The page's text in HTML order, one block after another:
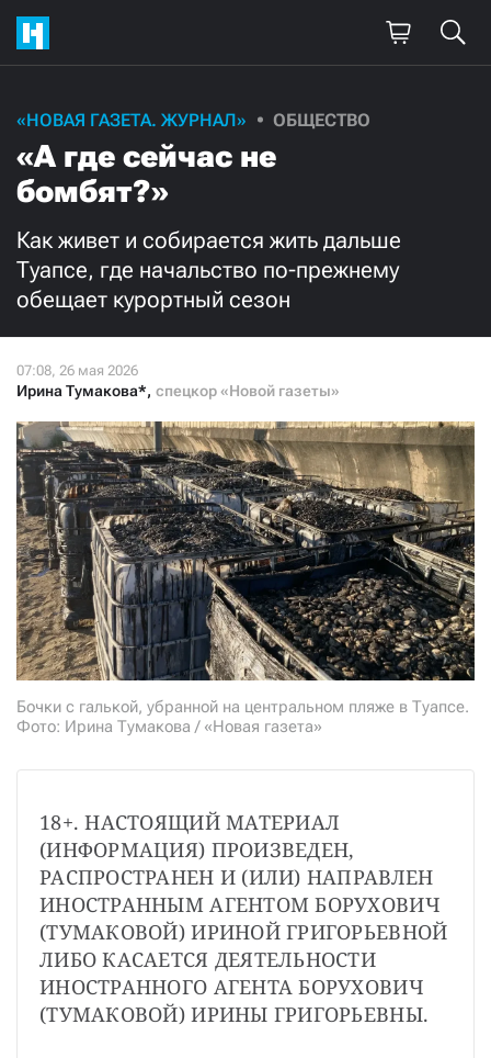
«НОВАЯ ГАЗЕТА. ЖУРНАЛ» ОБЩЕСТВО
«А где сейчас не
бомбят?»
Как живет и собирается жить дальше
Туапсе, где начальство по-прежнему
обещает курортный сезон
Ирина Тумакова*, спецкор «Новой газеты»
Бочки с галькой, убранной на центральном пляже в Туапсе.
Фото: Ирина Тумакова / «Новая газета»
18+. НАСТОЯЩИЙ МАТЕРИАЛ
(ИНФОРМАЦИЯ) ПРОИЗВЕДЕН,
РАСПРОСТРАНЕН И (ИЛИ) НАПРАВЛЕН
ИНОСТРАННЫМ АГЕНТОМ БОРУХОВИЧ
(ТУМАКОВОЙ) ИРИНОЙ ГРИГОРЬЕВНОЙ
ЛИБО КАСАЕТСЯ ДЕЯТЕЛЬНОСТИ
ИНОСТРАННОГО АГЕНТА БОРУХОВИЧ
(ТУМАКОВОЙ) ИРИНЫ ГРИГОРЬЕВНЫ.
Поддержите
нашу работу!
Ежемесячно
3000 1000
Нажимая кнопку «Стать соучастником»,
я принимаю условия и подтверждаю свое гражданство РФ
СТАТЬ СОУЧАСТНИКОМ
ПОДЕЛИТЬСЯ С ДРУЗЬЯМИ
Если у вас есть вопросы, пишите donate@novayagazeta.ruили
звоните:
+7 (929) 612-03-68